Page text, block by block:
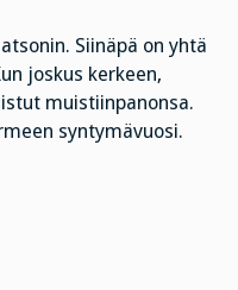
Siinäpä on yhtä
joskus kerkeen,
muistiinpanonsa.
syntymävuosi.